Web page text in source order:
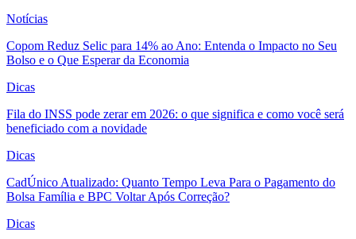
Notícias
Copom Reduz Selic para 14% ao Ano: Entenda o Impacto no Seu
Bolso e o Que Esperar da Economia
Dicas
Fila do INSS pode zerar em 2026: o que significa e como você será
beneficiado com a novidade
Dicas
CadÚnico Atualizado: Quanto Tempo Leva Para o Pagamento do
Bolsa Família e BPC Voltar Após Correção?
Dicas